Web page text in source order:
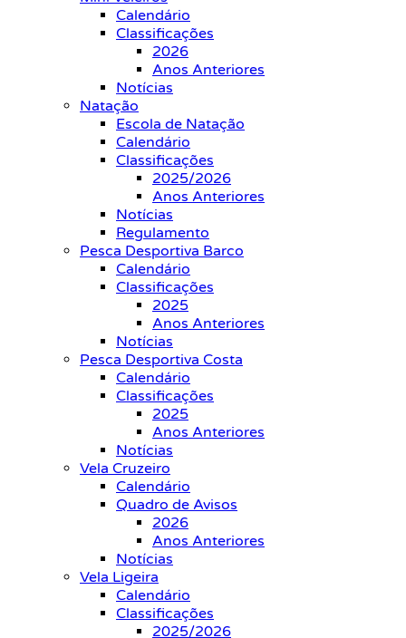
Calendário
Classificações
2026
Anos Anteriores
Notícias
Natação
Escola de Natação
Calendário
Classificações
2025/2026
Anos Anteriores
Notícias
Regulamento
Pesca Desportiva Barco
Calendário
Classificações
2025
Anos Anteriores
Notícias
Pesca Desportiva Costa
Calendário
Classificações
2025
Anos Anteriores
Notícias
Vela Cruzeiro
Calendário
Quadro de Avisos
2026
Anos Anteriores
Notícias
Vela Ligeira
Calendário
Classificações
2025/2026